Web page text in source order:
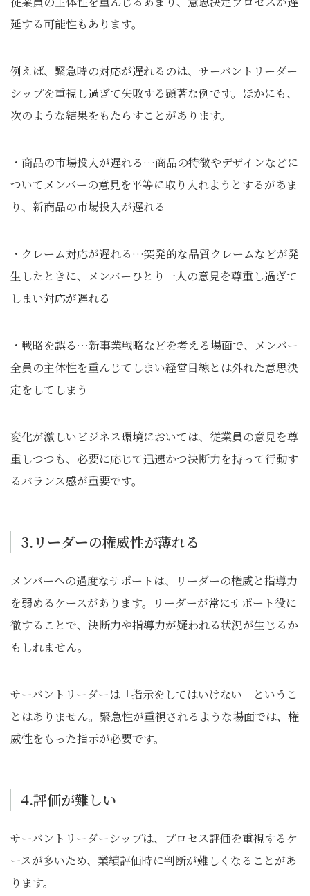
延する可能性もあります。
例えば、緊急時の対応が遅れるのは、サーバントリーダー
シップを重視し過ぎて失敗する顕著な例です。ほかにも、
次のような結果をもたらすことがあります。
・商品の市場投入が遅れる…商品の特徴やデザインなどに
ついてメンバーの意見を平等に取り入れようとするがあま
り、新商品の市場投入が遅れる
・クレーム対応が遅れる…突発的な品質クレームなどが発
生したときに、メンバーひとり一人の意見を尊重し過ぎて
しまい対応が遅れる
・戦略を誤る…新事業戦略などを考える場面で、メンバー
全員の主体性を重んじてしまい経営目線とは外れた意思決
定をしてしまう
変化が激しいビジネス環境においては、従業員の意見を尊
重しつつも、必要に応じて迅速かつ決断力を持って行動す
るバランス感が重要です。
3.リーダーの権威性が薄れる
メンバーへの過度なサポートは、リーダーの権威と指導力
を弱めるケースがあります。リーダーが常にサポート役に
徹することで、決断力や指導力が疑われる状況が生じるか
もしれません。
サーバントリーダーは「指示をしてはいけない」というこ
とはありません。緊急性が重視されるような場面では、権
威性をもった指示が必要です。
4.評価が難しい
サーバントリーダーシップは、プロセス評価を重視するケ
ースが多いため、業績評価時に判断が難しくなることがあ
ります。